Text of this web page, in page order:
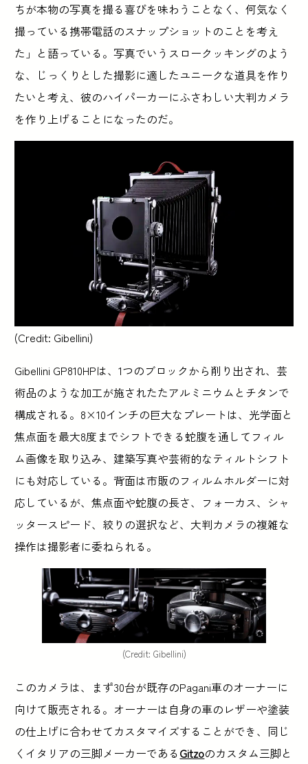
ちが本物の写真を撮る喜びを味わうことなく、何気なく
撮っている携帯電話のスナップショットのことを考え
た」と語っている。写真でいうスロークッキングのよう
な、じっくりとした撮影に適したユニークな道具を作り
たいと考え、彼のハイパーカーにふさわしい大判カメラ
を作り上げることになったのだ。
(Credit: Gibellini)
Gibellini GP810HPは、1つのブロックから削り出され、芸
術品のような加工が施されたたアルミニウムとチタンで
構成される。8×10インチの巨大なプレートは、光学面と
焦点面を最大8度までシフトできる蛇腹を通してフィル
ム画像を取り込み、建築写真や芸術的なティルトシフト
にも対応している。背面は市販のフィルムホルダーに対
応しているが、焦点面や蛇腹の長さ、フォーカス、シャ
ッタースピード、絞りの選択など、大判カメラの複雑な
操作は撮影者に委ねられる。
(Credit: Gibellini)
このカメラは、まず30台が既存のPagani車のオーナーに
向けて販売される。オーナーは自身の車のレザーや塗装
の仕上げに合わせてカスタマイズすることができ、同じ
くイタリアの三脚メーカーであるGitzoのカスタム三脚と